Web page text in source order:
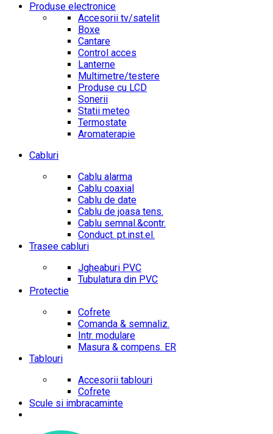
Produse electronice
Accesorii tv/satelit
Boxe
Cantare
Control acces
Lanterne
Multimetre/testere
Produse cu LCD
Sonerii
Statii meteo
Termostate
Aromaterapie
Cabluri
Cablu alarma
Cablu coaxial
Cablu de date
Cablu de joasa tens.
Cablu semnal.&contr.
Conduct. pt.inst.el.
Trasee cabluri
Jgheaburi PVC
Tubulatura din PVC
Protectie
Cofrete
Comanda & semnaliz.
Intr. modulare
Masura & compens. ER
Tablouri
Accesorii tablouri
Cofrete
Scule si imbracaminte